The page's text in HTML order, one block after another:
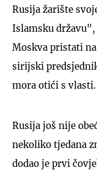
Rusija žarište
Islamsku državu",
Moskva pristati
sirijski
mora otići s vlasti.
Rusija još nije
nekoliko tjedana
dodao je prvi